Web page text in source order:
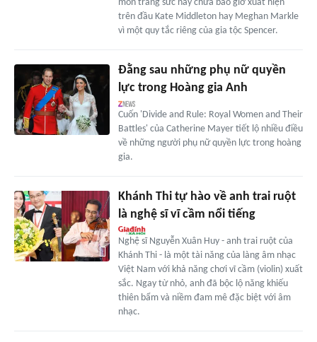
món trang sức này chưa bao giờ xuất hiện
trên đầu Kate Middleton hay Meghan Markle
vì một quy tắc riêng của gia tộc Spencer.
Đằng sau những phụ nữ quyền
lực trong Hoàng gia Anh
Cuốn 'Divide and Rule: Royal Women and Their
Battles' của Catherine Mayer tiết lộ nhiều điều
về những người phụ nữ quyền lực trong hoàng
gia.
Khánh Thi tự hào về anh trai ruột
là nghệ sĩ vĩ cầm nổi tiếng
Nghệ sĩ Nguyễn Xuân Huy - anh trai ruột của
Khánh Thi - là một tài năng của làng âm nhạc
Việt Nam với khả năng chơi vĩ cầm (violin) xuất
sắc. Ngay từ nhỏ, anh đã bộc lộ năng khiếu
thiên bẩm và niềm đam mê đặc biệt với âm
nhạc.